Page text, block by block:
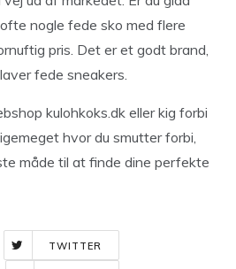
nogle fede sko med flere
pris. Det er et godt brand,
fede sneakers.
kulohkoks.dk eller kig forbi
hvor du smutter forbi,
måde til at finde dine perfekte
TWITTER